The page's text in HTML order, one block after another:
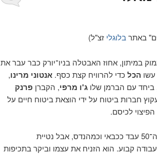
באתרבלוגלי זצ"ל)
במיתון, אחוז האבטלה בניו־יורק כבר עבר את
הכל כדי להרוויח קצת כסף. אנטוני מרינו,
ביחד עם הברמן שלו ג'ו מרפי, הקברן פרנק
חברות ביטוח על ידי הוצאת ביטוח חיים על
לכיסם.
נראה כקורבן אידאלי. האירי בן ה־50 עבד ככבאי וכמהנדס, אבל נטיית
קבוע. הוא הזניח את עצמו וביקר בתכיפות